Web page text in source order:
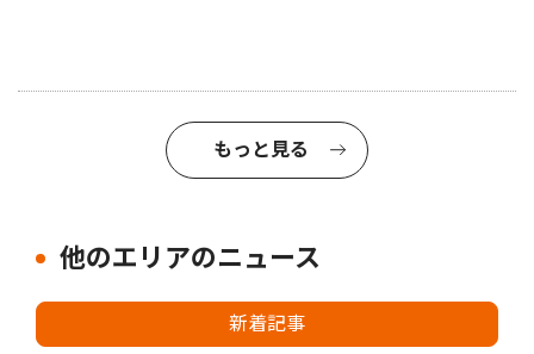
もっと見る
他のエリアのニュース
新着記事